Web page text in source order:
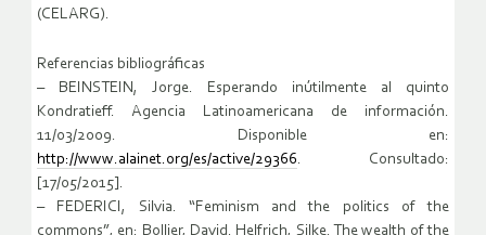
(CELARG).
Referencias bibliográficas
– BEINSTEIN, Jorge. Esperando inútilmente al quinto
Kondratieff. Agencia Latinoamericana de información.
11/03/2009. Disponible en:
http://www.alainet.org/es/active/29366. Consultado:
[17/05/2015].
– FEDERICI, Silvia. “Feminism and the politics of the
commons”, en: Bollier, David. Helfrich, Silke. The wealth of the